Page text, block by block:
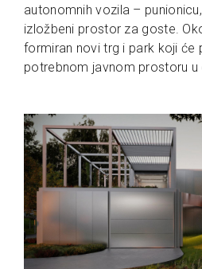
autonomnih vozila –
izložbeni prostor za goste.
formiran novi trg i park koji će
potrebnom javnom prostoru u